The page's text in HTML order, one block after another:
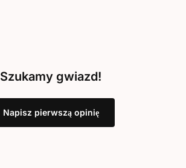
Szukamy gwiazd!
Napisz pierwszą opinię